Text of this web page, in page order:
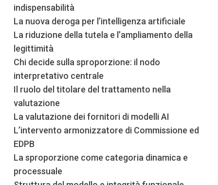
indispensabilità
La nuova deroga per l’intelligenza artificiale
La riduzione della tutela e l’ampliamento della
legittimità
Chi decide sulla sproporzione: il nodo
interpretativo centrale
Il ruolo del titolare del trattamento nella
valutazione
La valutazione dei fornitori di modelli AI
L’intervento armonizzatore di Commissione ed
EDPB
La sproporzione come categoria dinamica e
processuale